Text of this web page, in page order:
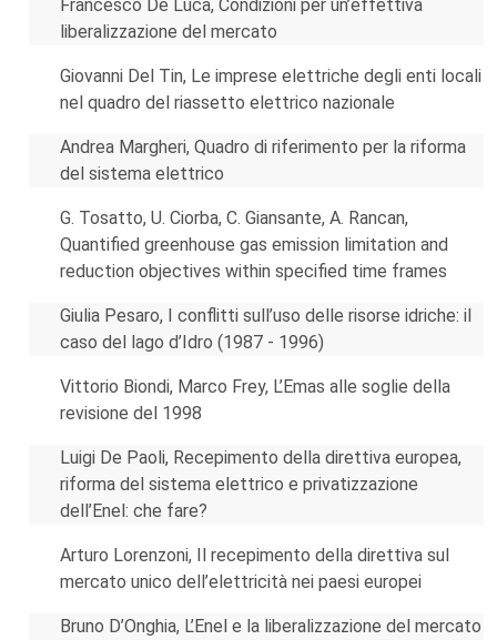
Francesco De Luca, Condizioni per un’effettiva
liberalizzazione del mercato
Giovanni Del Tin, Le imprese elettriche degli enti locali
nel quadro del riassetto elettrico nazionale
Andrea Margheri, Quadro di riferimento per la riforma
del sistema elettrico
G. Tosatto, U. Ciorba, C. Giansante, A. Rancan,
Quantified greenhouse gas emission limitation and
reduction objectives within specified time frames
Giulia Pesaro, I conflitti sull’uso delle risorse idriche: il
caso del lago d’Idro (1987 - 1996)
Vittorio Biondi, Marco Frey, L’Emas alle soglie della
revisione del 1998
Luigi De Paoli, Recepimento della direttiva europea,
riforma del sistema elettrico e privatizzazione
dell’Enel: che fare?
Arturo Lorenzoni, Il recepimento della direttiva sul
mercato unico dell’elettricità nei paesi europei
Bruno D’Onghia, L’Enel e la liberalizzazione del mercato